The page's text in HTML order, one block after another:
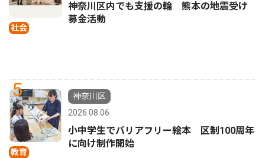
社会
神奈川区内でも支援の輪 熊本の地震受け
募金活動
5
教育
神奈川区
2026.08.06
小中学生でバリアフリー絵本 区制100周年
に向け制作開始